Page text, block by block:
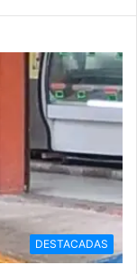
DESTACADAS